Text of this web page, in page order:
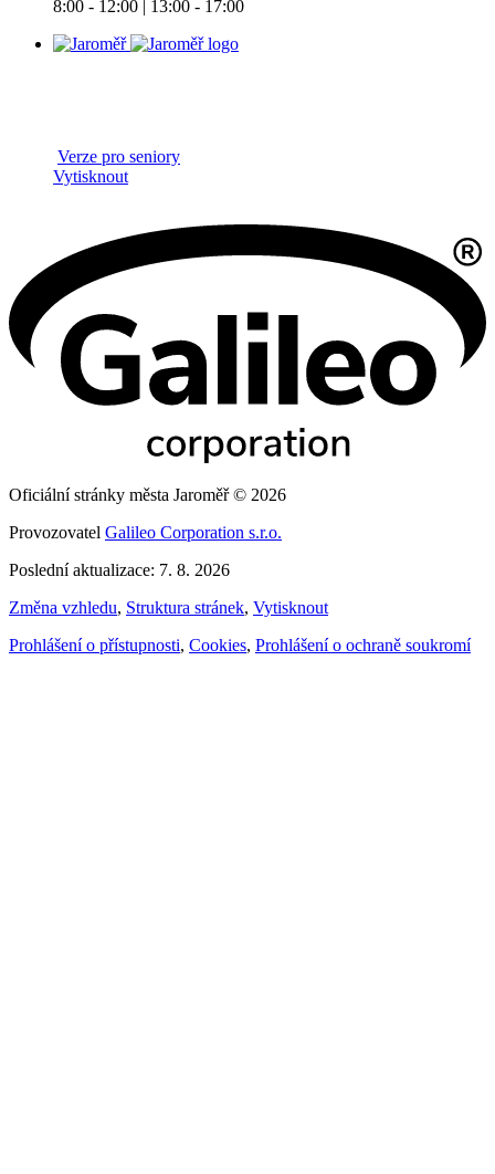
8:00 - 12:00 | 13:00 - 17:00
Verze pro seniory
Vytisknout
Oficiální stránky města Jaroměř © 2026
Provozovatel Galileo Corporation s.r.o.
Poslední aktualizace: 7. 8. 2026
Změna vzhledu, Struktura stránek, Vytisknout
Prohlášení o přístupnosti, Cookies, Prohlášení o ochraně soukromí